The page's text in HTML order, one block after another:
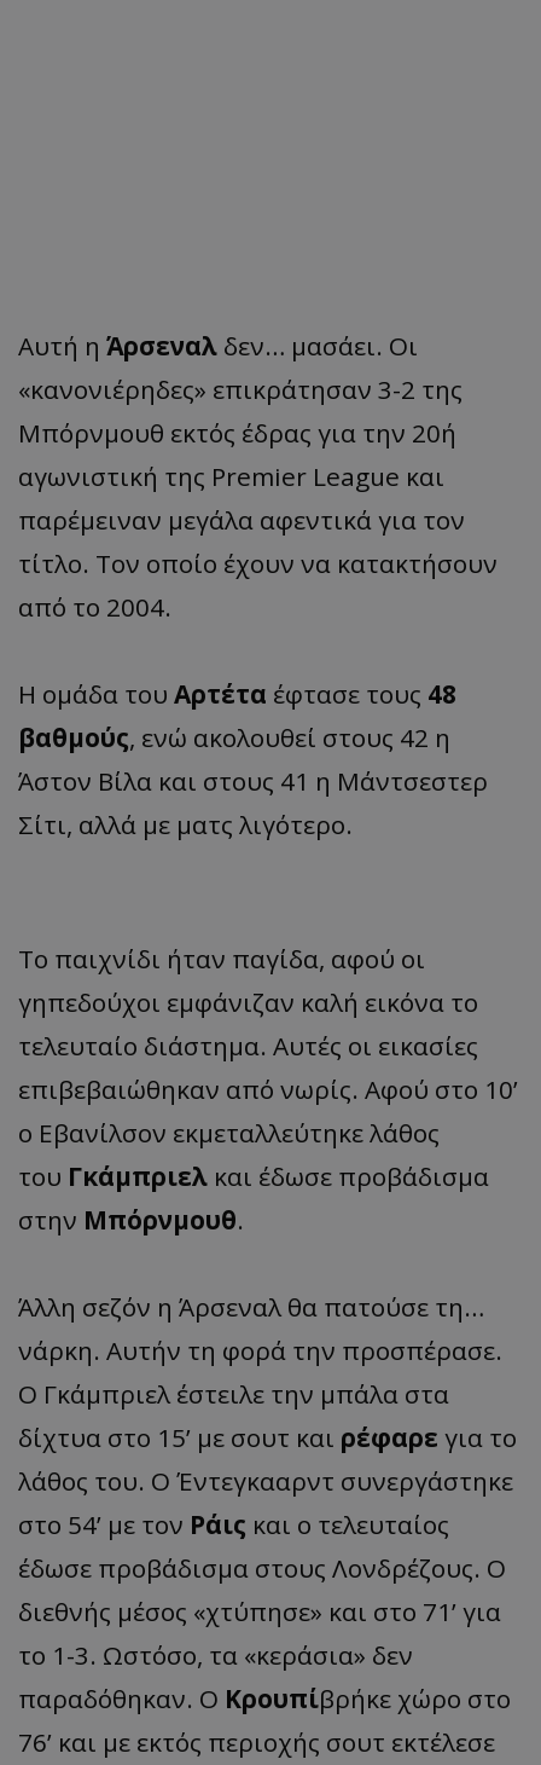
Αυτή η Άρσεναλ δεν… μασάει. Οι
«κανονιέρηδες» επικράτησαν 3-2 της
Μπόρνμουθ εκτός έδρας για την 20ή
αγωνιστική της Premier League και
παρέμειναν μεγάλα αφεντικά για τον
τίτλο. Τον οποίο έχουν να κατακτήσουν
από το 2004.
Η ομάδα του Αρτέτα έφτασε τους 48
βαθμούς, ενώ ακολουθεί στους 42 η
Άστον Βίλα και στους 41 η Μάντσεστερ
Σίτι, αλλά με ματς λιγότερο.
Το παιχνίδι ήταν παγίδα, αφού οι
γηπεδούχοι εμφάνιζαν καλή εικόνα το
τελευταίο διάστημα. Αυτές οι εικασίες
επιβεβαιώθηκαν από νωρίς. Αφού στο 10’
ο Εβανίλσον εκμεταλλεύτηκε λάθος
του Γκάμπριελ και έδωσε προβάδισμα
στην Μπόρνμουθ.
Άλλη σεζόν η Άρσεναλ θα πατούσε τη…
νάρκη. Αυτήν τη φορά την προσπέρασε.
Ο Γκάμπριελ έστειλε την μπάλα στα
δίχτυα στο 15’ με σουτ και ρέφαρε για το
λάθος του. Ο Έντεγκααρντ συνεργάστηκε
στο 54’ με τον Ράις και ο τελευταίος
έδωσε προβάδισμα στους Λονδρέζους. Ο
διεθνής μέσος «χτύπησε» και στο 71’ για
το 1-3. Ωστόσο, τα «κεράσια» δεν
παραδόθηκαν. Ο Κρουπίβρήκε χώρο στο
76’ και με εκτός περιοχής σουτ εκτέλεσε